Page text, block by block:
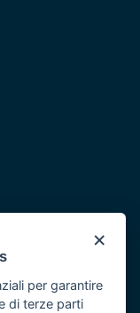
×
per garantire
di terze parti